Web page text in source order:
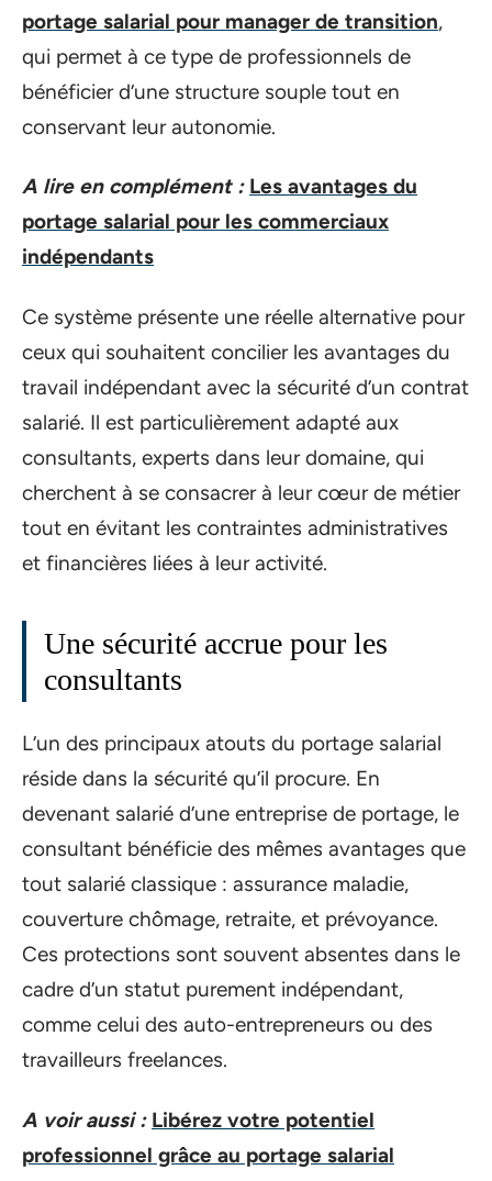
portage salarial pour manager de transition,
qui permet à ce type de professionnels de
bénéficier d’une structure souple tout en
conservant leur autonomie.
A lire en complément : Les avantages du
portage salarial pour les commerciaux
indépendants
Ce système présente une réelle alternative pour
ceux qui souhaitent concilier les avantages du
travail indépendant avec la sécurité d’un contrat
salarié. Il est particulièrement adapté aux
consultants, experts dans leur domaine, qui
cherchent à se consacrer à leur cœur de métier
tout en évitant les contraintes administratives
et financières liées à leur activité.
Une sécurité accrue pour les
consultants
L’un des principaux atouts du portage salarial
réside dans la sécurité qu’il procure. En
devenant salarié d’une entreprise de portage, le
consultant bénéficie des mêmes avantages que
tout salarié classique : assurance maladie,
couverture chômage, retraite, et prévoyance.
Ces protections sont souvent absentes dans le
cadre d’un statut purement indépendant,
comme celui des auto-entrepreneurs ou des
travailleurs freelances.
A voir aussi : Libérez votre potentiel
professionnel grâce au portage salarial